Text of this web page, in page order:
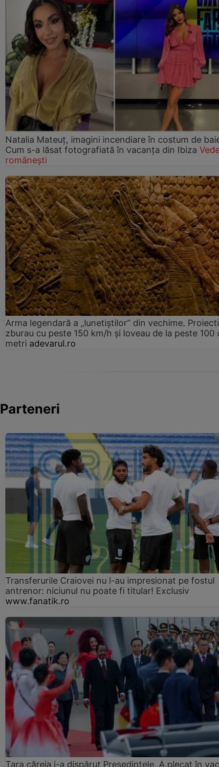
Natalia Mateuț, imagini incendiare în costum de
Cum s-a lăsat fotografiată în vacanța din Ibiza
românești
Arma legendară a „lunetiștilor” din vechime.
zburau cu peste 150 km/h și loveau de la peste 100
metri adevarul.ro
Parteneri
Transferurile Craiovei nu l-au impresionat pe fostul
antrenor: niciunul nu poate fi titular! Exclusiv
www.fanatik.ro
Țara căreia i-a dispărut Președintele. A plecat în